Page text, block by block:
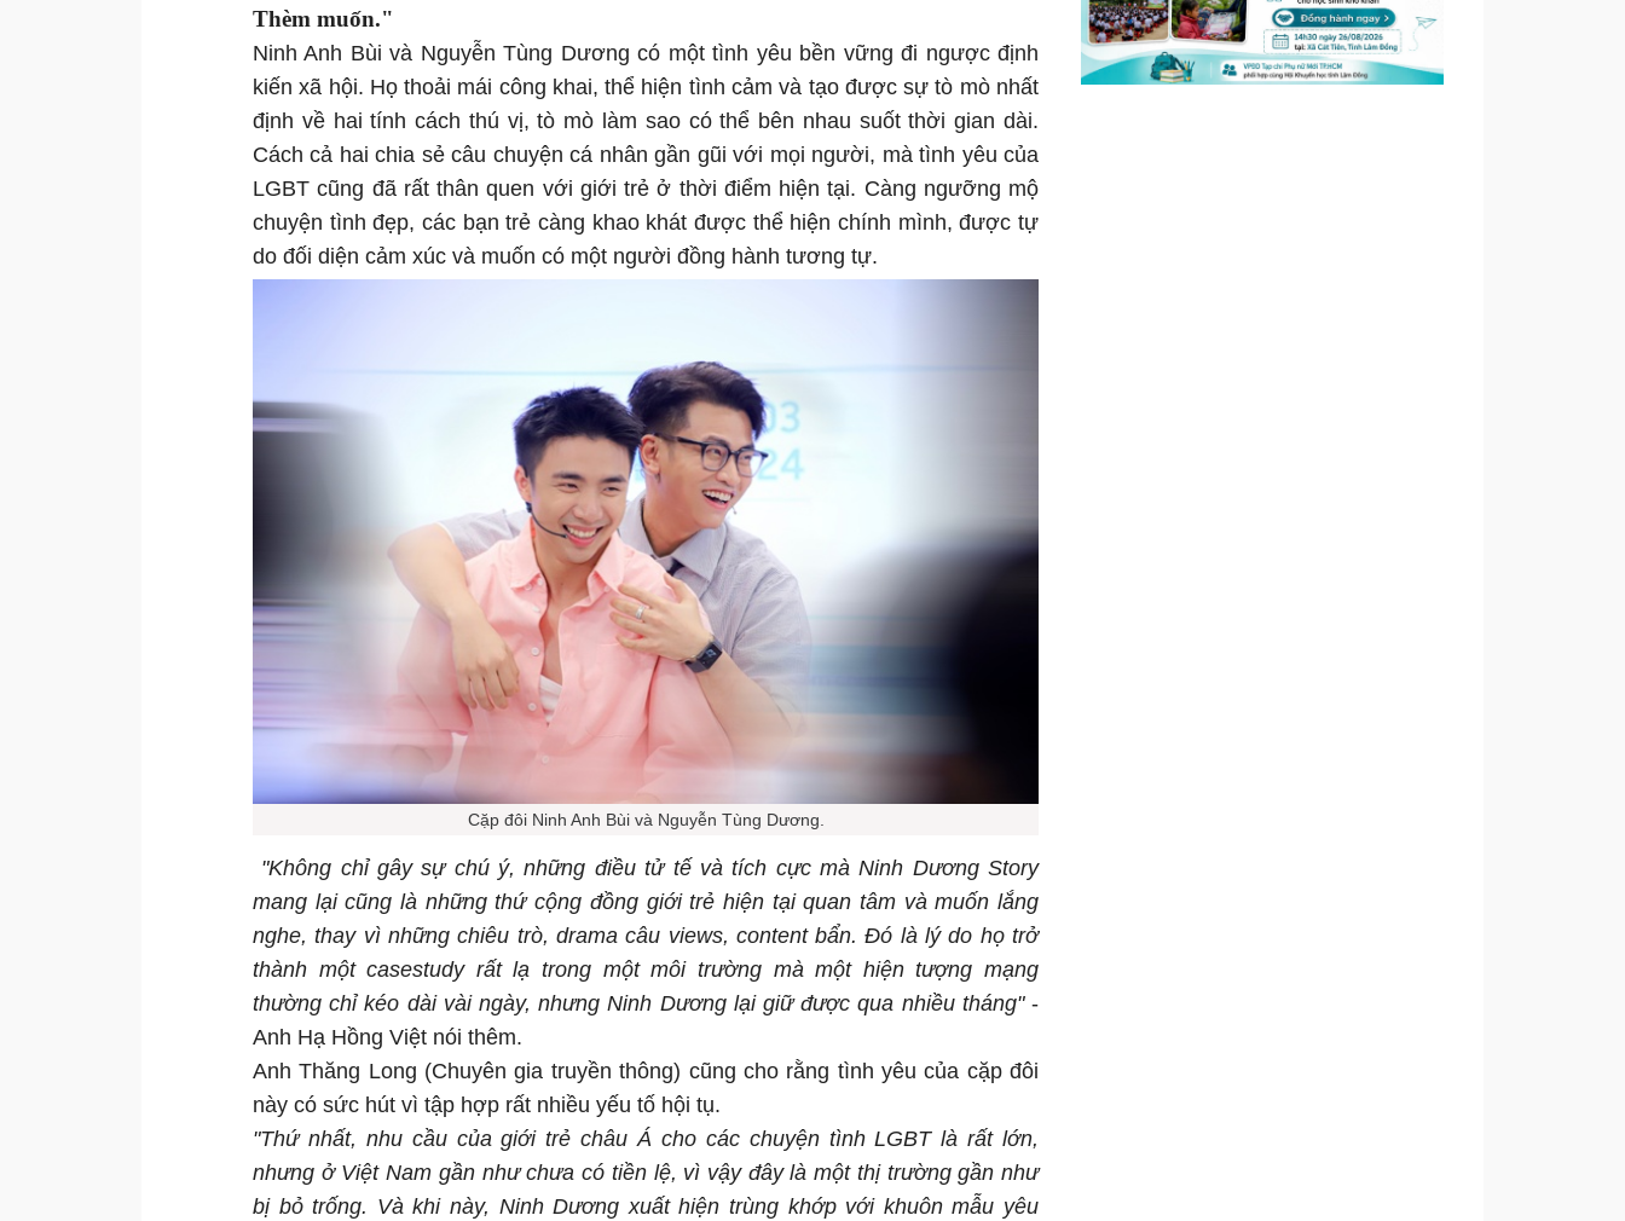
Thèm muốn."
Ninh Anh Bùi và Nguyễn Tùng Dương có một tình yêu bền vững đi ngược định
kiến xã hội. Họ thoải mái công khai, thể hiện tình cảm và tạo được sự tò mò nhất
định về hai tính cách thú vị, tò mò làm sao có thể bên nhau suốt thời gian dài.
Cách cả hai chia sẻ câu chuyện cá nhân gần gũi với mọi người, mà tình yêu của
LGBT cũng đã rất thân quen với giới trẻ ở thời điểm hiện tại. Càng ngưỡng mộ
chuyện tình đẹp, các bạn trẻ càng khao khát được thể hiện chính mình, được tự
do đối diện cảm xúc và muốn có một người đồng hành tương tự.
Cặp đôi Ninh Anh Bùi và Nguyễn Tùng Dương.
"Không chỉ gây sự chú ý, những điều tử tế và tích cực mà Ninh Dương Story
mang lại cũng là những thứ cộng đồng giới trẻ hiện tại quan tâm và muốn lắng
nghe, thay vì những chiêu trò, drama câu views, content bẩn. Đó là lý do họ trở
thành một casestudy rất lạ trong một môi trường mà một hiện tượng mạng
thường chỉ kéo dài vài ngày, nhưng Ninh Dương lại giữ được qua nhiều tháng"-
Anh Hạ Hồng Việt nói thêm.
Anh Thăng Long (Chuyên gia truyền thông) cũng cho rằng tình yêu của cặp đôi
này có sức hút vì tập hợp rất nhiều yếu tố hội tụ.
"Thứ nhất, nhu cầu của giới trẻ châu Á cho các chuyện tình LGBT là rất lớn,
nhưng ở Việt Nam gần như chưa có tiền lệ, vì vậy đây là một thị trường gần như
bị bỏ trống. Và khi này, Ninh Dương xuất hiện trùng khớp với khuôn mẫu yêu